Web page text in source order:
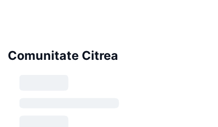
Comunitate Citrea